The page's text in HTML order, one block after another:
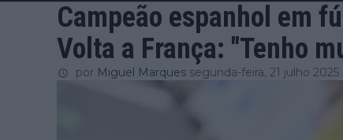
Campeão espanhol em
Volta a França: "Tenho
por Miguel Marques segunda-feira, 21 julho 2025